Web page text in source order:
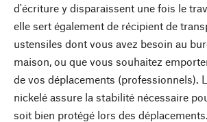
d'écriture y disparaissent une fois le
elle sert également de récipient de
ustensiles dont vous avez besoin au
maison, ou que vous souhaitez
de vos déplacements (professionnels).
nickelé assure la stabilité nécessaire
soit bien protégé lors des déplacements.